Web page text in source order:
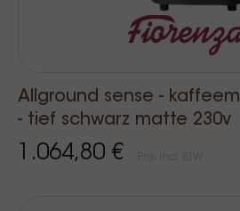
Allground sense -
- tief schwarz matte 230v
1.064,80 €